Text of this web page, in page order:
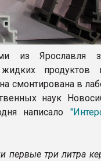
из Ярославля
продуктов
смонтирована в
наук
написало
первые три литра